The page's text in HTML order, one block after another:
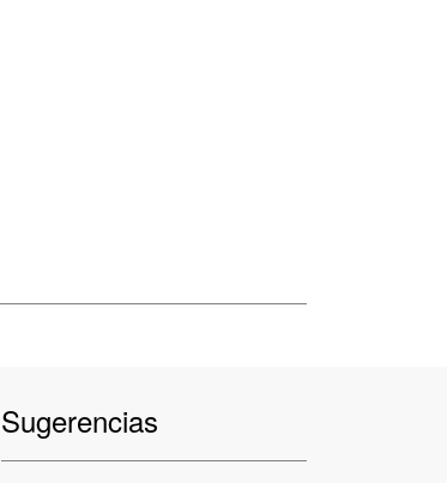
Sugerencias